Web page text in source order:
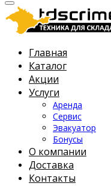
Главная
Каталог
Акции
Услуги
Аренда
Сервис
Эвакуатор
Бонусы
О компании
Доставка
Контакты